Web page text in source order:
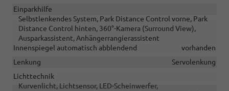
Einparkhilfe
Selbstlenkendes System, Park Distance Control vorne, Park
Distance Control hinten, 360°-Kamera (Surround View),
Ausparkassistent, Anhängerrangierassistent
Innenspiegel automatisch abblendend
vorhanden
Lenkung
Servolenkung
Lichttechnik
Kurvenlicht, Lichtsensor, LED-Scheinwerfer,